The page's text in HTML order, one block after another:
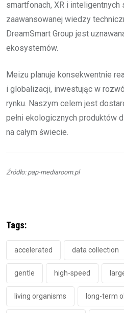
smartfonach, XR i
zaawansowanej wiedzy
DreamSmart Group jest
ekosystemów.
Meizu planuje konsekwentnie
i globalizacji, inwestując w
rynku. Naszym celem jest
pełni ekologicznych produktów
na całym świecie.
Źródło: pap-mediaroom.pl
Tags:
accelerated data collection
gentle high-speed
living organisms long-term